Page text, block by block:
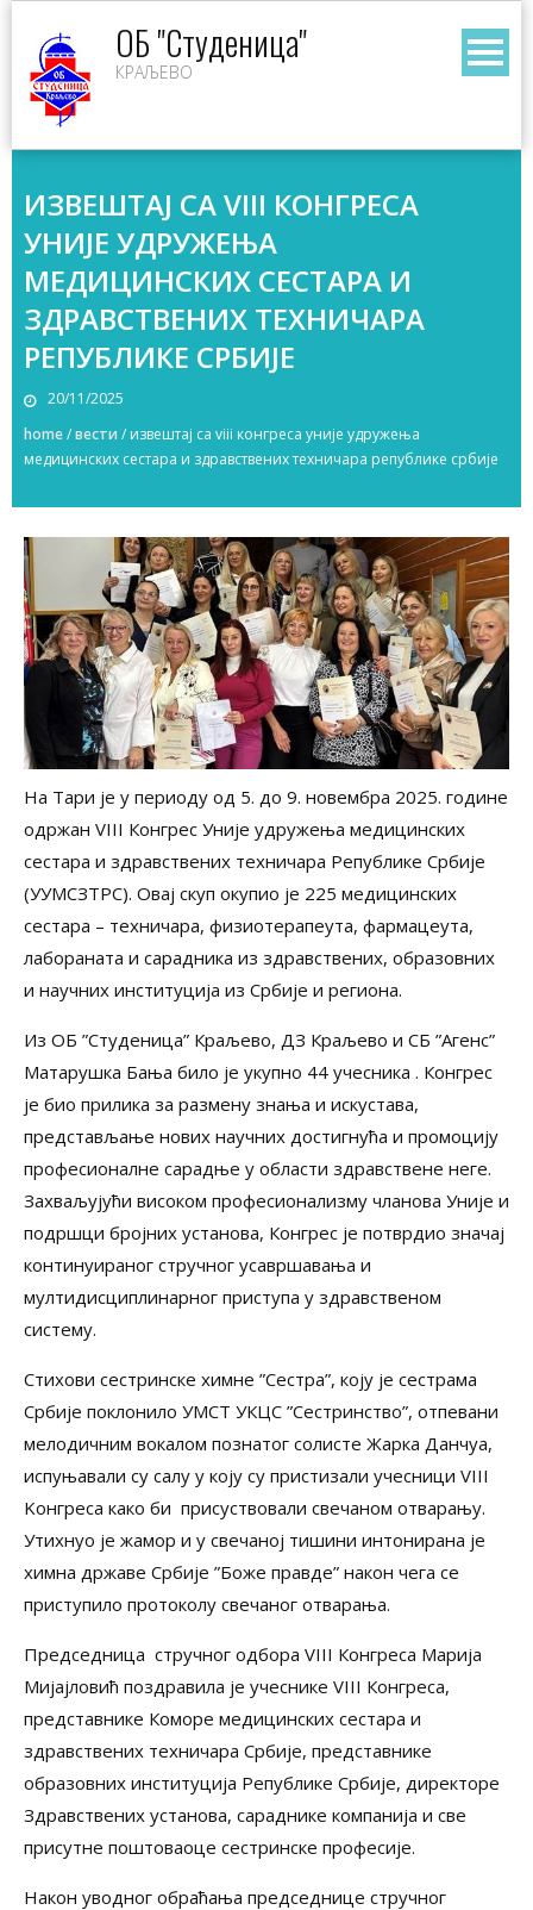
content
ОБ "Студеница"
КРАЉЕВО
ИЗВЕШТАЈ СА VIII КОНГРЕСА
УНИЈЕ УДРУЖЕЊA
МЕДИЦИНСКИХ СЕСТАРА И
ЗДРАВСТВЕНИХ ТЕХНИЧАРА
РЕПУБЛИКЕ СРБИЈЕ
20/11/2025
home/вести / извештај са viii конгреса уније удружењa
медицинских сестара и здравствених техничара републике србије
На Тари је у периоду од 5. до 9. новембра 2025. године
одржан VIII Конгрес Уније удружења медицинских
сестара и здравствених техничара Републике Србије
(УУМСЗТРС). Овај скуп окупио је 225 медицинских
сестара – техничара, физиотерапеута, фармацеута,
лабораната и сарадника из здравствених, образовних
и научних институција из Србије и региона.
Из ОБ ”Студеница” Краљево, ДЗ Краљево и СБ ”Агенс”
Матарушка Бања било је укупно 44 учесника . Конгрес
је био прилика за размену знања и искустава,
представљање нових научних достигнућа и промоцију
професионалне сарадње у области здравствене неге.
Захваљујући високом професионализму чланова Уније и
подршци бројних установа, Конгрес је потврдио значај
континуираног стручног усавршавања и
мултидисциплинарног приступа у здравственом
систему.
Стихови сестринске химне ”Сестра”, коју је сестрама
Србије поклонило УМСТ УКЦС ”Сестринство”, отпевани
мелодичним вокалом познатог солисте Жарка Данчуа,
испуњавали су салу у коју су пристизали учесници VIII
Kонгреса како би присуствовали свечаном отварању.
Утихнуо је жамор и у свечаној тишини интонирана је
химна државе Србије ”Боже правде” након чега се
приступило протоколу свечаног отварања.
Председница стручног одбора VIII Конгреса Марија
Мијајловић поздравила је учеснике VIII Конгреса,
представнике Коморе медицинских сестара и
здравствених техничара Србије, представнике
образовних институција Републике Србије, директоре
Здравствених установа, сараднике компанија и све
присутне поштоваоце сестринске професије.
Након уводног обраћања председнице стручног